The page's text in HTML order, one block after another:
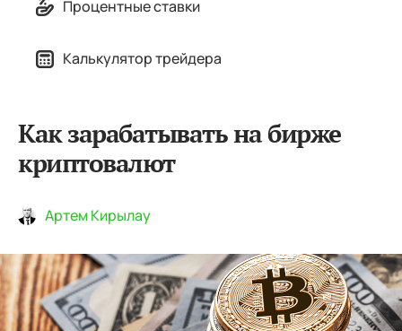
Процентные ставки
Калькулятор трейдера
Как зарабатывать на бирже
криптовалют
Артем Кирылау